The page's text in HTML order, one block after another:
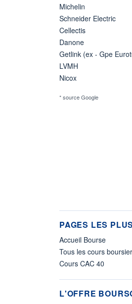
Michelin
Schneider Electric
Cellectis
Danone
Getlink (ex - Gpe
LVMH
Nicox
* source Google
PAGES LES
Accueil Bourse
Tous les cours
Cours CAC 40
L'OFFRE